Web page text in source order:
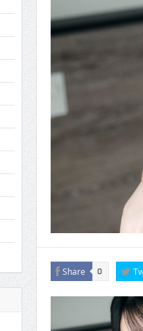
CINEMA×STYLE 286号
CINEMA×STYLE 285号
CINEMA×STYLE 294号
Share 0